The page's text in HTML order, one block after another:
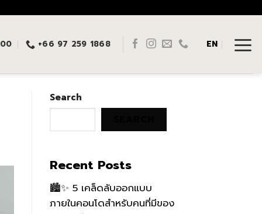
+66 97 259 1868 EN
Search
Recent Posts
🏙️✨ 5 เคล็ดลับออกแบบ
ภายในคอนโดสำหรับคนที่มีของ